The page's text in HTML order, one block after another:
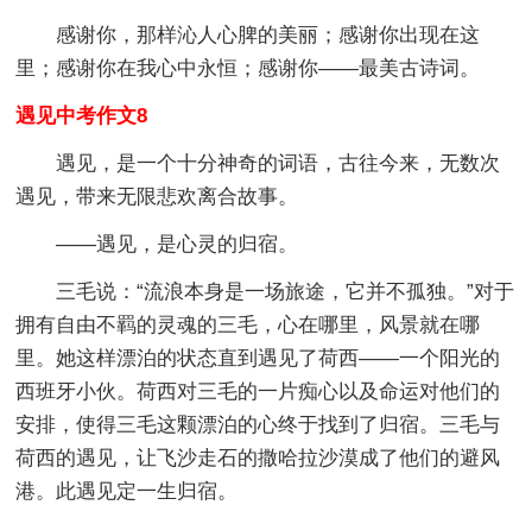
感谢你，那样沁人心脾的美丽；感谢你出现在这
里；感谢你在我心中永恒；感谢你——最美古诗词。
遇见中考作文8
遇见，是一个十分神奇的词语，古往今来，无数次
遇见，带来无限悲欢离合故事。
——遇见，是心灵的归宿。
三毛说：“流浪本身是一场旅途，它并不孤独。”对于
拥有自由不羁的灵魂的三毛，心在哪里，风景就在哪
里。她这样漂泊的状态直到遇见了荷西——一个阳光的
西班牙小伙。荷西对三毛的一片痴心以及命运对他们的
安排，使得三毛这颗漂泊的心终于找到了归宿。三毛与
荷西的遇见，让飞沙走石的撒哈拉沙漠成了他们的避风
港。此遇见定一生归宿。